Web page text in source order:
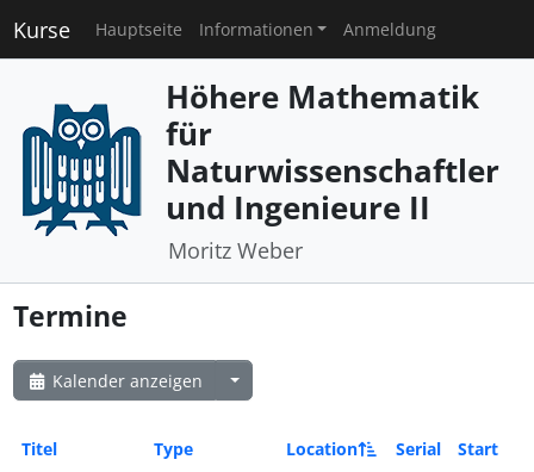
Kurse Hauptseite Informationen Anmeldung
Höhere Mathematik
für
Naturwissenschaftler
und Ingenieure II
Moritz Weber
Termine
Kalender anzeigen
Titel Type Location Serial Start